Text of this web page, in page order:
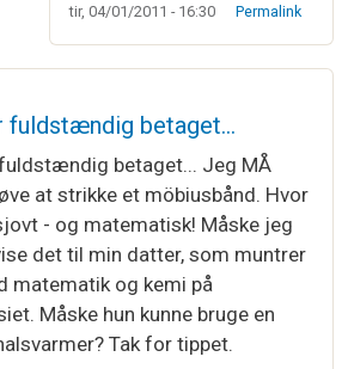
tir, 04/01/2011 - 16:30 Permalink
fuldstændig betaget…
betaget... Jeg MÅ
at strikke et möbiusbånd. Hvor
- og matematisk! Måske jeg
det til min datter, som muntrer
matematik og kemi på
Måske hun kunne bruge en
Tak for tippet.